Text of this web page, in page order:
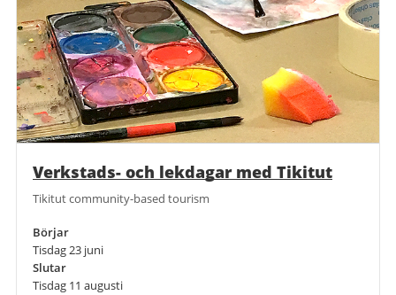
Verkstads- och lekdagar med Tikitut
Tikitut community-based tourism
Börjar
Tisdag 23 juni
Slutar
Tisdag 11 augusti